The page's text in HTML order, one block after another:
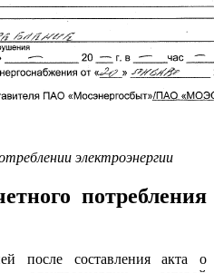
электроэнергии
потребления
после составления акта о